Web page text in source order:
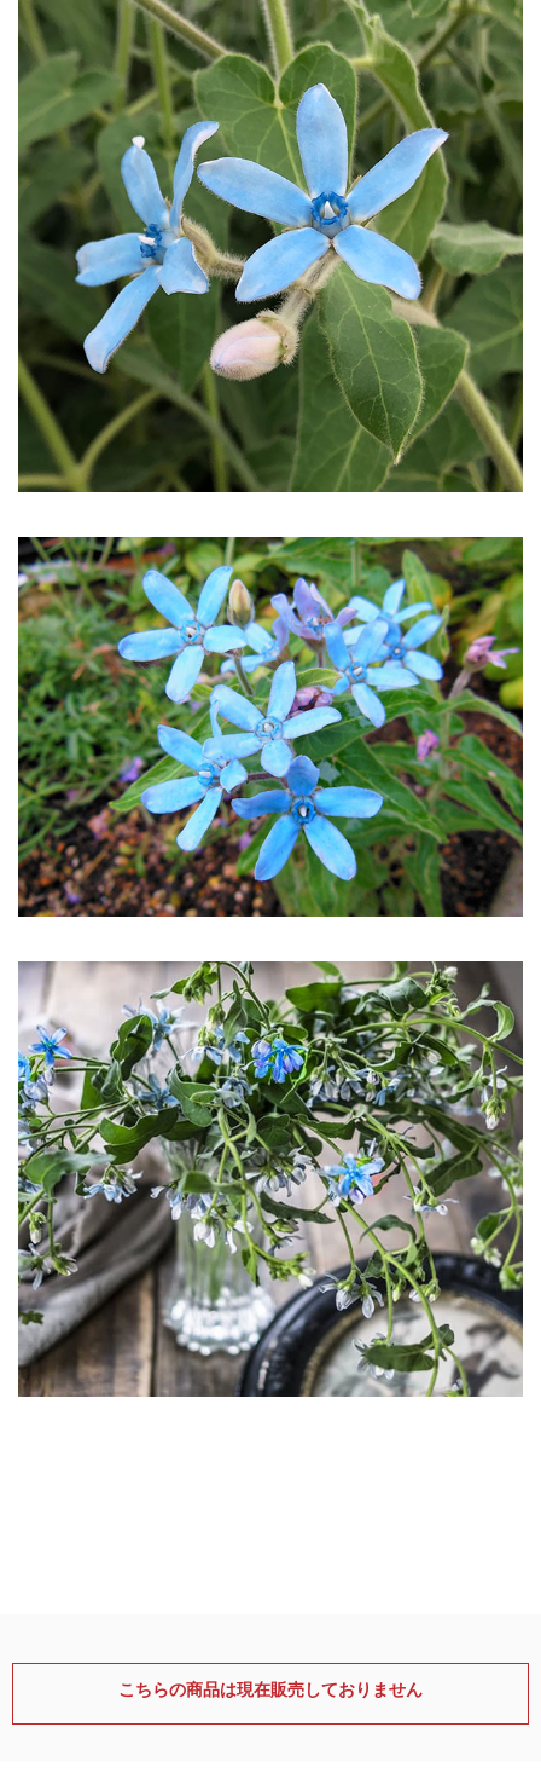
こちらの商品は現在販売しておりません